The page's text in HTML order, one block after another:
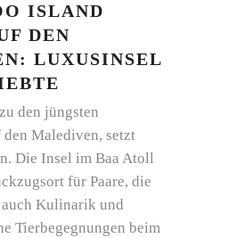
ISLAND
DEN
LUXUSINSEL
den jüngsten
Malediven, setzt
Die Insel im Baa Atoll
für Paare, die
Kulinarik und
Tierbegegnungen beim